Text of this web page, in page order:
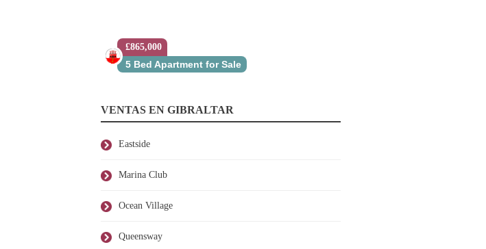
£865,000
5 Bed Apartment for Sale
VENTAS EN GIBRALTAR
Eastside
Marina Club
Ocean Village
Queensway